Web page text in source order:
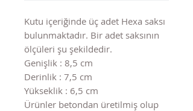
Kutu içeriğinde üç adet Hexa saksı
bulunmaktadır. Bir adet saksının
ölçüleri şu şekildedir.
Genişlik : 8,5 cm
Derinlik : 7,5 cm
Yükseklik : 6,5 cm
Ürünler betondan üretilmiş olup